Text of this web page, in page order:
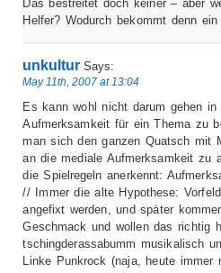
Das bestreitet doch keiner – aber
Helfer? Wodurch bekommt denn
unkultur Says:
May 11th, 2007 at 13:04
Es kann wohl nicht darum gehen
Aufmerksamkeit für ein Thema zu
man sich den ganzen Quatsch mit
an die mediale Aufmerksamkeit zu
die Spielregeln anerkennt:
// Immer die alte Hypothese:
angefixt werden, und später
Geschmack und wollen das richtig
tschingderassabumm musikalisch
Linke Punkrock (naja, heute immer